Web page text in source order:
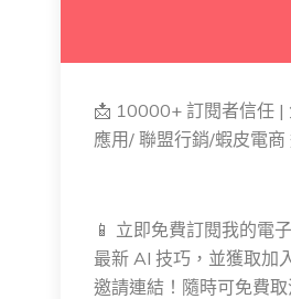
📩 10000+ 訂閱者信任 |
應用/ 聯盟行銷/蝦皮電商
📱 立即免費訂閱我的電
最新 AI 技巧，並獲取加
邀請連結！隨時可免費取